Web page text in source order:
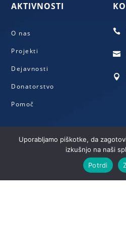
AKTIVNOSTI
O nas
Projekti
Dejavnosti
Donatorstvo
Pomoč



© 2024 – Dom Petra Uzarja
Uporabljamo piškotke, da
izkušnjo na naši
Potrdi